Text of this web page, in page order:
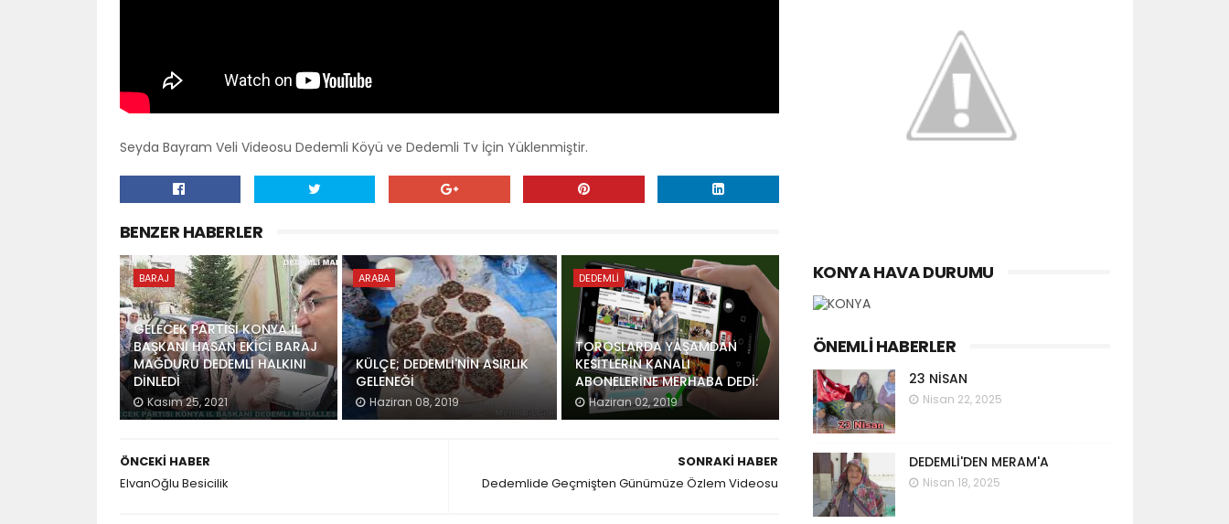
Seyda Bayram Veli Videosu Dedemli Köyü ve Dedemli Tv İçin Yüklenmiştir.
BENZER HABERLER
BARAJ
GELECEK PARTİSİ KONYA İL
BAŞKANI HASAN EKİCİ BARAJ
MAĞDURU DEDEMLİ HALKINI
DİNLEDİ
Kasım 25, 2021
ARABA
KÜLÇE; DEDEMLİ'NİN ASIRLIK
GELENEĞİ
Haziran 08, 2019
DEDEMLI
TOROSLARDA YAŞAMDAN
KESİTLERİN KANALI
ABONELERİNE MERHABA DEDİ:
Haziran 02, 2019
SONRAKI HABER
Dedemlide Geçmişten Günümüze Özlem Videosu
ÖNCEKI HABER
ElvanOğlu Besicilik
KONYA HAVA DURUMU
ÖNEMLI HABERLER
23 NİSAN
Nisan 22, 2025
DEDEMLİ'DEN MERAM'A
Nisan 18, 2025